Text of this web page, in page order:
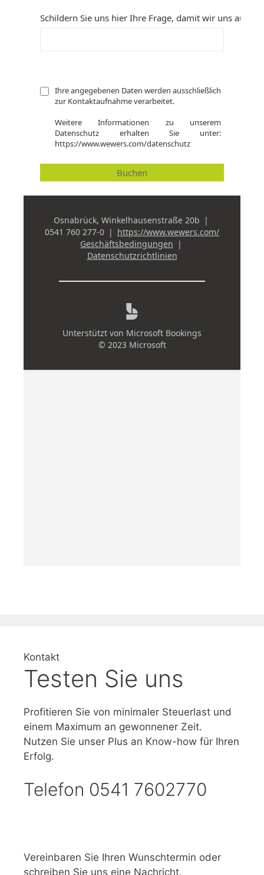
Kontakt
Testen Sie uns
Profitieren Sie von minimaler Steuerlast und
einem Maximum an gewonnener Zeit.
Nutzen Sie unser Plus an Know-how für Ihren
Erfolg.
Telefon 0541 7602770
Vereinbaren Sie Ihren Wunschtermin oder
schreiben Sie uns eine Nachricht.